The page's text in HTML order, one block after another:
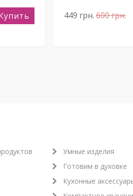
449 грн. 600грн.
Умные изделия
Готовим в духовке
Кухонные